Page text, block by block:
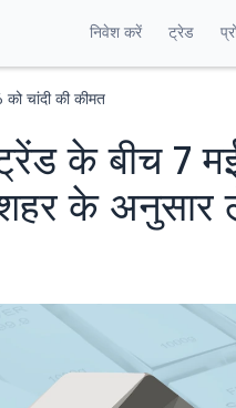
निवेश करें ट्रेड
चांदी की कीमत
के बीच 7
के